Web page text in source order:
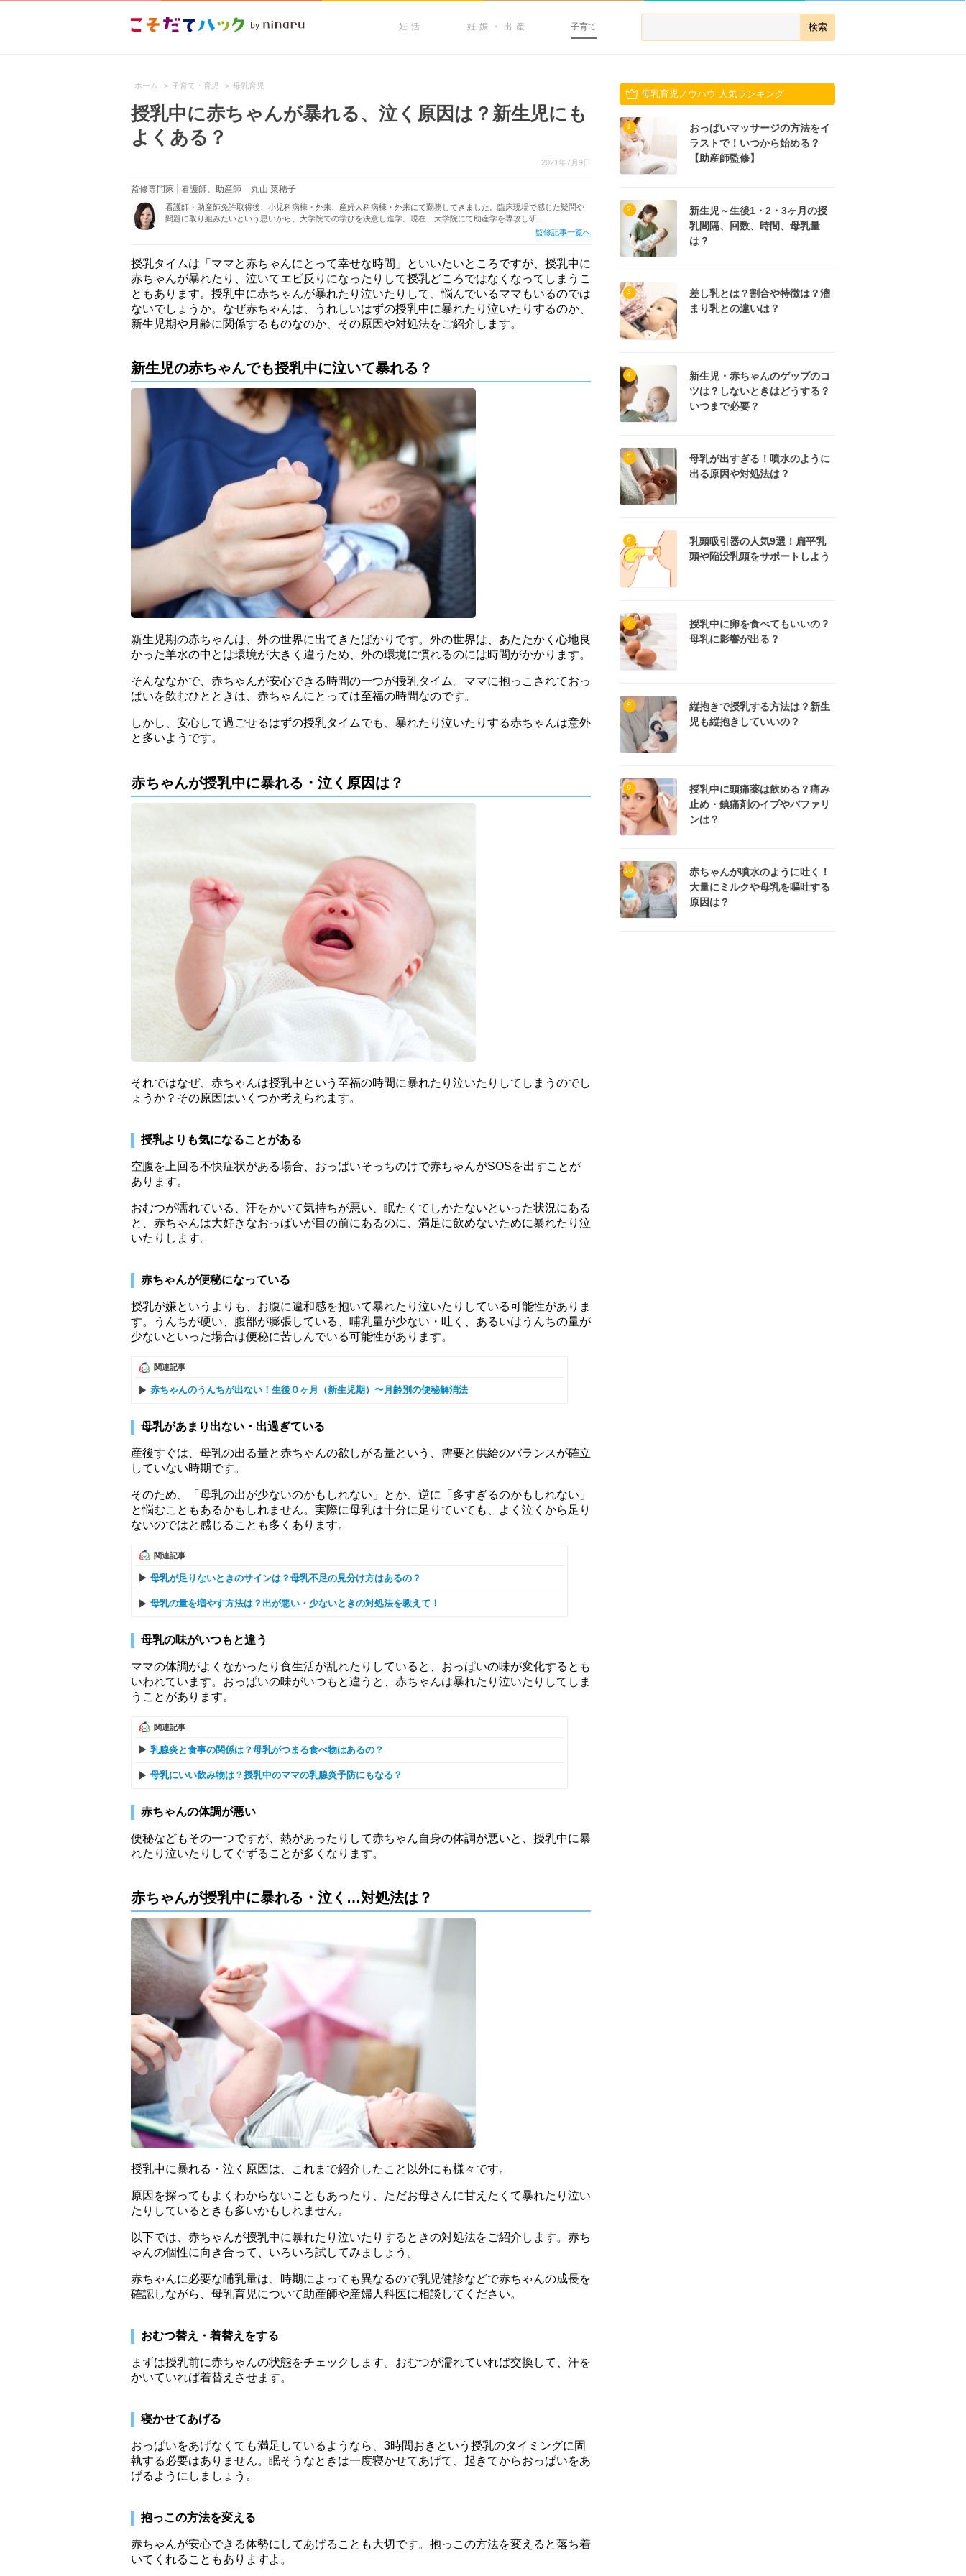
妊活 妊娠・出産 子育て
ホーム > 子育て・育児 > 母乳育児
授乳中に赤ちゃんが暴れる、泣く原因は？新生児にも
よくある？
2021年7月9日
監修専門家 看護師、助産師 丸山 菜穂子
看護師・助産師免許取得後、小児科病棟・外来、産婦人科病棟・外来にて勤務してきました。臨床現場で感じた疑問や
問題に取り組みたいという思いから、大学院での学びを決意し進学。現在、大学院にて助産学を専攻し研...
監修記事一覧へ
授乳タイムは「ママと赤ちゃんにとって幸せな時間」といいたいところですが、授乳中に
赤ちゃんが暴れたり、泣いてエビ反りになったりして授乳どころではなくなってしまうこ
ともあります。授乳中に赤ちゃんが暴れたり泣いたりして、悩んでいるママもいるのでは
ないでしょうか。なぜ赤ちゃんは、うれしいはずの授乳中に暴れたり泣いたりするのか、
新生児期や月齢に関係するものなのか、その原因や対処法をご紹介します。
新生児の赤ちゃんでも授乳中に泣いて暴れる？
新生児期の赤ちゃんは、外の世界に出てきたばかりです。外の世界は、あたたかく心地良
かった羊水の中とは環境が大きく違うため、外の環境に慣れるのには時間がかかります。
そんななかで、赤ちゃんが安心できる時間の一つが授乳タイム。ママに抱っこされておっ
ぱいを飲むひとときは、赤ちゃんにとっては至福の時間なのです。
しかし、安心して過ごせるはずの授乳タイムでも、暴れたり泣いたりする赤ちゃんは意外
と多いようです。
赤ちゃんが授乳中に暴れる・泣く原因は？
それではなぜ、赤ちゃんは授乳中という至福の時間に暴れたり泣いたりしてしまうのでし
ょうか？その原因はいくつか考えられます。
授乳よりも気になることがある
空腹を上回る不快症状がある場合、おっぱいそっちのけで赤ちゃんがSOSを出すことが
あります。
おむつが濡れている、汗をかいて気持ちが悪い、眠たくてしかたないといった状況にある
と、赤ちゃんは大好きなおっぱいが目の前にあるのに、満足に飲めないために暴れたり泣
いたりします。
赤ちゃんが便秘になっている
授乳が嫌というよりも、お腹に違和感を抱いて暴れたり泣いたりしている可能性がありま
す。うんちが硬い、腹部が膨張している、哺乳量が少ない・吐く、あるいはうんちの量が
少ないといった場合は便秘に苦しんでいる可能性があります。
関連記事
赤ちゃんのうんちが出ない！生後０ヶ月（新生児期）〜月齢別の便秘解消法
母乳があまり出ない・出過ぎている
産後すぐは、母乳の出る量と赤ちゃんの欲しがる量という、需要と供給のバランスが確立
していない時期です。
そのため、「母乳の出が少ないのかもしれない」とか、逆に「多すぎるのかもしれない」
と悩むこともあるかもしれません。実際に母乳は十分に足りていても、よく泣くから足り
ないのではと感じることも多くあります。
関連記事
母乳が足りないときのサインは？母乳不足の見分け方はあるの？
母乳の量を増やす方法は？出が悪い・少ないときの対処法を教えて！
母乳の味がいつもと違う
ママの体調がよくなかったり食生活が乱れたりしていると、おっぱいの味が変化するとも
いわれています。おっぱいの味がいつもと違うと、赤ちゃんは暴れたり泣いたりしてしま
うことがあります。
関連記事
乳腺炎と食事の関係は？母乳がつまる食べ物はあるの？
母乳にいい飲み物は？授乳中のママの乳腺炎予防にもなる？
赤ちゃんの体調が悪い
便秘などもその一つですが、熱があったりして赤ちゃん自身の体調が悪いと、授乳中に暴
れたり泣いたりしてぐずることが多くなります。
赤ちゃんが授乳中に暴れる・泣く…対処法は？
授乳中に暴れる・泣く原因は、これまで紹介したこと以外にも様々です。
原因を探ってもよくわからないこともあったり、ただお母さんに甘えたくて暴れたり泣い
たりしているときも多いかもしれません。
以下では、赤ちゃんが授乳中に暴れたり泣いたりするときの対処法をご紹介します。赤ち
ゃんの個性に向き合って、いろいろ試してみましょう。
赤ちゃんに必要な哺乳量は、時期によっても異なるので乳児健診などで赤ちゃんの成長を
確認しながら、母乳育児について助産師や産婦人科医に相談してください。
おむつ替え・着替えをする
まずは授乳前に赤ちゃんの状態をチェックします。おむつが濡れていれば交換して、汗を
かいていれば着替えさせます。
寝かせてあげる
おっぱいをあげなくても満足しているようなら、3時間おきという授乳のタイミングに固
執する必要はありません。眠そうなときは一度寝かせてあげて、起きてからおっぱいをあ
げるようにしましょう。
抱っこの方法を変える
赤ちゃんが安心できる体勢にしてあげることも大切です。抱っこの方法を変えると落ち着
いてくれることもありますよ。
母乳育児ノウハウ 人気ランキング
1
おっぱいマッサージの方法をイ
ラストで！いつから始める？
【助産師監修】
2
新生児～生後1・2・3ヶ月の授
乳間隔、回数、時間、母乳量
は？
3
差し乳とは？割合や特徴は？溜
まり乳との違いは？
4
新生児・赤ちゃんのゲップのコ
ツは？しないときはどうする？
いつまで必要？
5
母乳が出すぎる！噴水のように
出る原因や対処法は？
6
乳頭吸引器の人気9選！扁平乳
頭や陥没乳頭をサポートしよう
7
授乳中に卵を食べてもいいの？
母乳に影響が出る？
8
縦抱きで授乳する方法は？新生
児も縦抱きしていいの？
9
授乳中に頭痛薬は飲める？痛み
止め・鎮痛剤のイブやバファリ
ンは？
10
赤ちゃんが噴水のように吐く！
大量にミルクや母乳を嘔吐する
原因は？